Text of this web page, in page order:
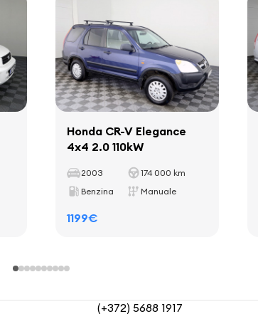
Honda CR-V Elegance
4x4 2.0 110kW
2003
174 000 km
Benzina
Manuale
1199€
(+372) 5688 1917